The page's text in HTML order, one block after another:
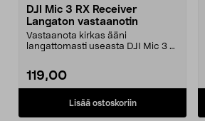
DJI Mic 3 RX Receiver
Langaton vastaanotin
Vastaanota kirkas ääni
langattomasti useasta DJI Mic 3 -
119,00
Lisää ostoskoriin